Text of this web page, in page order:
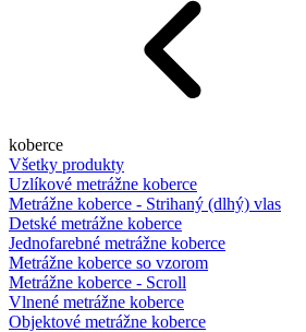
koberce
Všetky produkty
Uzlíkové metrážne koberce
Metrážne koberce - Strihaný (dlhý) vlas
Detské metrážne koberce
Jednofarebné metrážne koberce
Metrážne koberce so vzorom
Metrážne koberce - Scroll
Vlnené metrážne koberce
Objektové metrážne koberce